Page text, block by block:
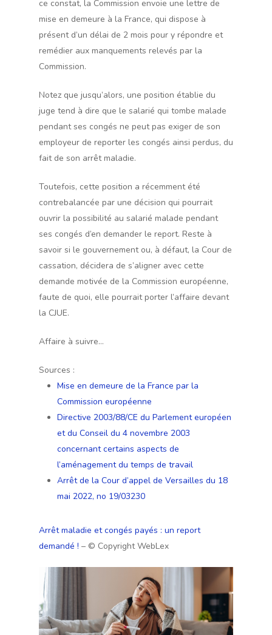
ce constat, la Commission envoie une lettre de
mise en demeure à la France, qui dispose à
présent d’un délai de 2 mois pour y répondre et
remédier aux manquements relevés par la
Commission.
Notez que jusqu’alors, une position établie du
juge tend à dire que le salarié qui tombe malade
pendant ses congés ne peut pas exiger de son
employeur de reporter les congés ainsi perdus, du
fait de son arrêt maladie.
Toutefois, cette position a récemment été
contrebalancée par une décision qui pourrait
ouvrir la possibilité au salarié malade pendant
ses congés d’en demander le report. Reste à
savoir si le gouvernement ou, à défaut, la Cour de
cassation, décidera de s’aligner avec cette
demande motivée de la Commission européenne,
faute de quoi, elle pourrait porter l’affaire devant
la CJUE.
Affaire à suivre…
Sources :
Mise en demeure de la France par la
Commission européenne
Directive 2003/88/CE du Parlement européen
et du Conseil du 4 novembre 2003
concernant certains aspects de
l’aménagement du temps de travail
Arrêt de la Cour d’appel de Versailles du 18
mai 2022, no 19/03230
Arrêt maladie et congés payés : un report
demandé ! – © Copyright WebLex